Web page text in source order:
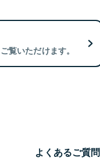
覧いただけます。
よくあるご質